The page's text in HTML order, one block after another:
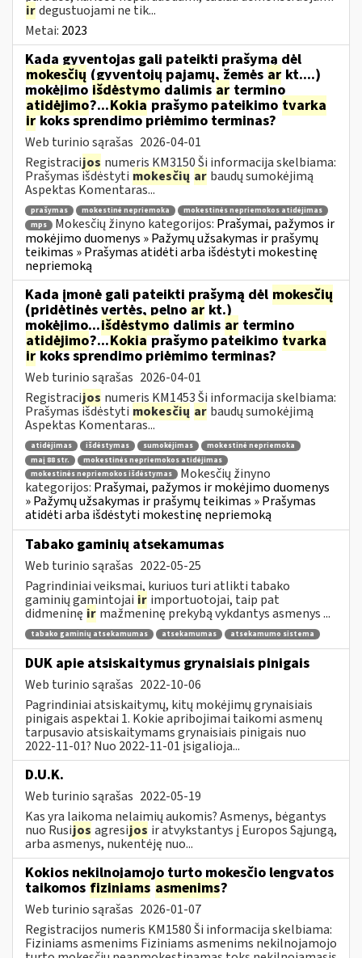
irdegustuojami ne tik...
Metai: 2023
Kada gyventojas gali pateikti prašymą dėl
mokesčių (gyventojų pajamų, žemės ar kt....)
mokėjimo išdėstymo dalimis ar termino
atidėjimo?...Kokiaprašymo pateikimo tvarka
irkoks sprendimo priėmimo terminas?
Web turinio sąrašas 2026-04-01
Registracijos numeris KM3150 Ši informacija skelbiama:
Prašymas išdėstyti mokesčių ar baudų sumokėjimą
Aspektas Komentaras...
prašymas mokestinė nepriemoka
mokestinės nepriemokos atidėjimas
mps
Mokesčių žinyno kategorijos: Prašymai, pažymos ir
mokėjimo duomenys » Pažymų užsakymas ir prašymų
teikimas » Prašymas atidėti arba išdėstyti mokestinę
nepriemoką
Kada įmonė gali pateikti prašymą dėl mokesčių
(pridėtinės vertės, pelno ar kt.)
mokėjimo...išdėstymo dalimis ar termino
atidėjimo?...Kokiaprašymo pateikimo tvarka
irkoks sprendimo priėmimo terminas?
Web turinio sąrašas 2026-04-01
Registracijos numeris KM1453 Ši informacija skelbiama:
Prašymas išdėstyti mokesčių ar baudų sumokėjimą
Aspektas Komentaras...
atidėjimas išdėstymas sumokėjimas
mokestinė nepriemoka
maį 88 str.
mokestinės nepriemokos atidėjimas
mokestinės nepriemokos išdėstymas
Mokesčių žinyno
kategorijos: Prašymai, pažymos ir mokėjimo duomenys
» Pažymų užsakymas ir prašymų teikimas » Prašymas
atidėti arba išdėstyti mokestinę nepriemoką
Tabako gaminių atsekamumas
Web turinio sąrašas 2022-05-25
Pagrindiniai veiksmai, kuriuos turi atlikti tabako
gaminių gamintojai ir importuotojai, taip pat
didmeninę ir mažmeninę prekybą vykdantys asmenys ...
tabako gaminių atsekamumas atsekamumas atsekamumo sistema
DUK apie atsiskaitymus grynaisiais pinigais
Web turinio sąrašas 2022-10-06
Pagrindiniai atsiskaitymų, kitų mokėjimų grynaisiais
pinigais aspektai 1. Kokie apribojimai taikomi asmenų
tarpusavio atsiskaitymams grynaisiais pinigais nuo
2022-11-01? Nuo 2022-11-01 įsigalioja...
D.U.K.
Web turinio sąrašas 2022-05-19
Kas yra laikoma nelaimių aukomis? Asmenys, bėgantys
nuo Rusijos agresijos ir atvykstantys į Europos Sąjungą,
arba asmenys, nukentėję nuo...
Kokios nekilnojamojo turto mokesčio lengvatos
taikomos fiziniams asmenims?
Web turinio sąrašas 2026-01-07
Registracijos numeris KM1580 Ši informacija skelbiama:
Fiziniams asmenims Fiziniams asmenims nekilnojamojo